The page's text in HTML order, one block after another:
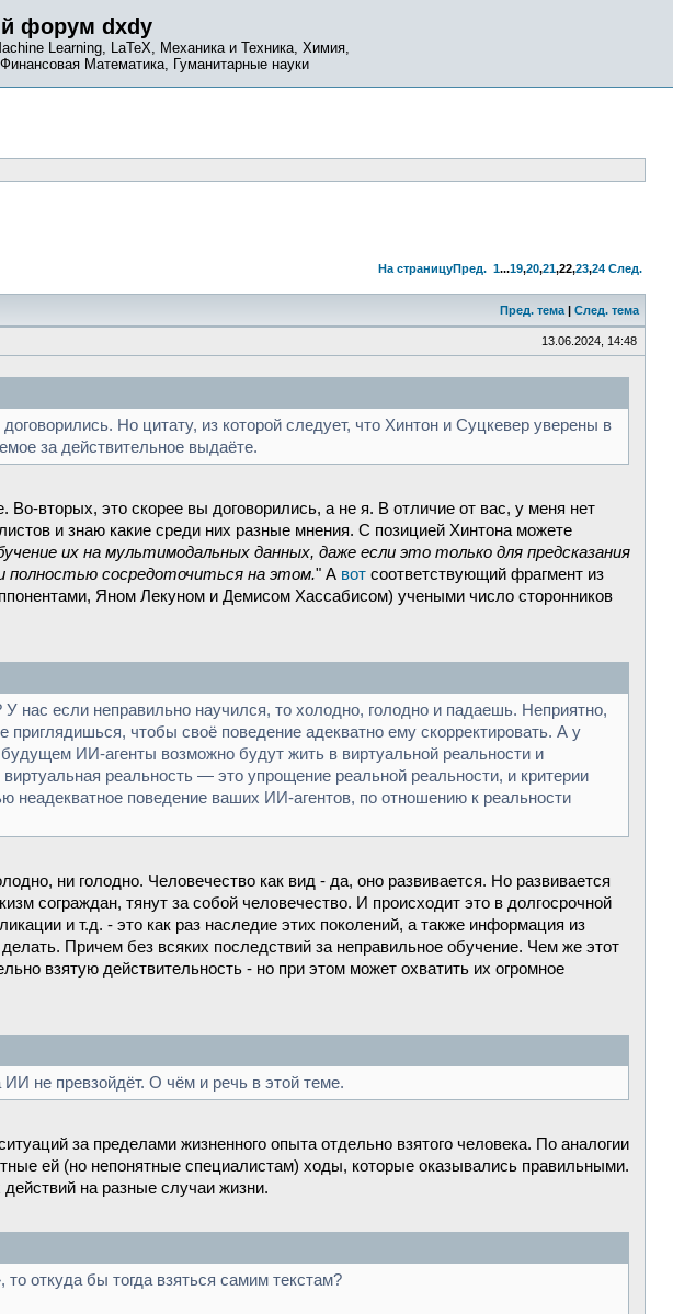
форум dxdy
Learning, LaTeX, Механика и Техника, Химия,
Математика, Гуманитарные науки
На страницуПред. 1...19,20,21,22,23,24 След.
Пред. тема | След. тема
13.06.2024, 14:48
Но цитату, из которой следует, что Хинтон и Суцкевер уверены в
за действительное выдаёте.
вторых, это скорее вы договорились, а не я. В отличие от вас, у меня нет
и знаю какие среди них разные мнения. С позицией Хинтона можете
их на мультимодальных данных, даже если это только для предсказания
полностью сосредоточиться на этом." А вот соответствующий фрагмент из
Яном Лекуном и Демисом Хассабисом) учеными число сторонников
нас если неправильно научился, то холодно, голодно и падаешь. Неприятно,
чтобы своё поведение адекватно ему скорректировать. А у
ИИ-агенты возможно будут жить в виртуальной реальности и
реальность — это упрощение реальной реальности, и критерии
поведение ваших ИИ-агентов, по отношению к реальности
ни голодно. Человечество как вид - да, оно развивается. Но развивается
сограждан, тянут за собой человечество. И происходит это в долгосрочной
и т.д. - это как раз наследие этих поколений, а также информация из
Причем без всяких последствий за неправильное обучение. Чем же этот
взятую действительность - но при этом может охватить их огромное
не превзойдёт. О чём и речь в этой теме.
за пределами жизненного опыта отдельно взятого человека. По аналогии
ей (но непонятные специалистам) ходы, которые оказывались правильными.
на разные случаи жизни.
откуда бы тогда взяться самим текстам?